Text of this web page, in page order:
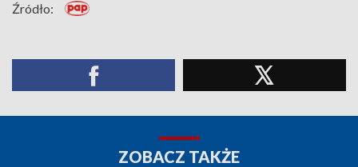
Źródło:
ZOBACZ TAKŻE